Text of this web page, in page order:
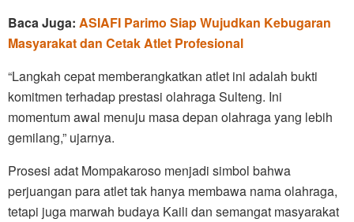
Baca Juga: ASIAFI Parimo Siap Wujudkan Kebugaran
Masyarakat dan Cetak Atlet Profesional
“Langkah cepat memberangkatkan atlet ini adalah bukti
komitmen terhadap prestasi olahraga Sulteng. Ini
momentum awal menuju masa depan olahraga yang lebih
gemilang,” ujarnya.
Prosesi adat Mompakaroso menjadi simbol bahwa
perjuangan para atlet tak hanya membawa nama olahraga,
tetapi juga marwah budaya Kaili dan semangat masyarakat